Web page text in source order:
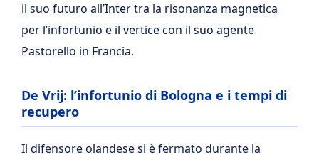
il suo futuro all’Inter tra la risonanza magnetica
per l’infortunio e il vertice con il suo agente
Pastorello in Francia.
De Vrij: l’infortunio di Bologna e i tempi di
recupero
Il difensore olandese si è fermato durante la